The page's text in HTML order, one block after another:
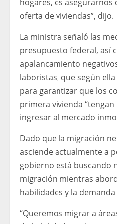
hogares, es asegurarnos
oferta de viviendas”, dijo.
La ministra señaló las
presupuesto federal, así
apalancamiento
laboristas, que según
para garantizar que los
primera vivienda
ingresar al mercado
Dado que la migración
asciende actualmente a
gobierno está buscando
migración mientras
habilidades y la
“Queremos migrar a